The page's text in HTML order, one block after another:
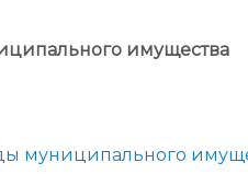
имущества
муниципального